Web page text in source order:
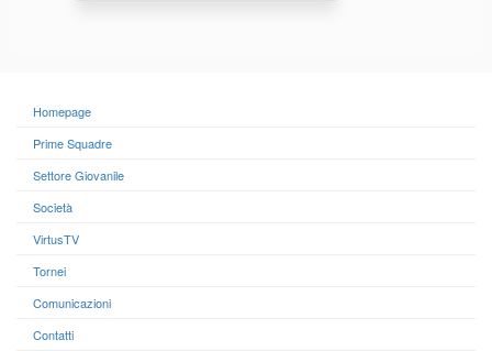
Homepage
Prime Squadre
Settore Giovanile
Società
VirtusTV
Tornei
Comunicazioni
Contatti